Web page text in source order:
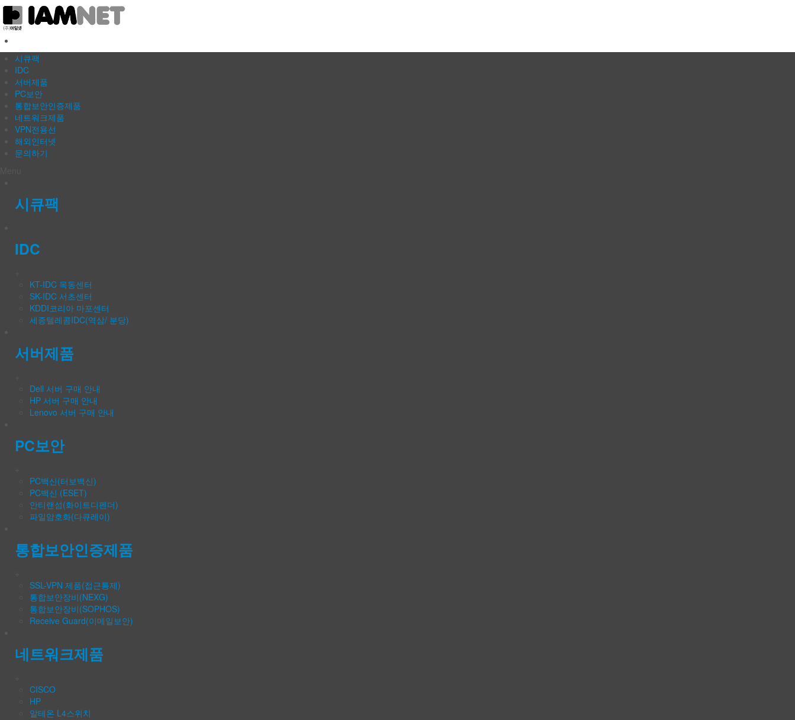
IT인프라 전문 아임넷
시큐팩
IDC
서버제품
PC보안
통합보안인증제품
네트워크제품
VPN전용선
해외인터넷
문의하기
시큐팩
IDC
KT-IDC 목동센터
SK-IDC 서초센터
KDDI코리아 마포센터
세종텔레콤IDC(역삼/ 분당)
서버제품
Dell 서버 구매 안내
HP 서버 구매 안내
Lenovo 서버 구매 안내
PC보안
PC백신(터보백신)
PC백신 (ESET)
안티랜섬(화이트디펜더)
파일암호화(다큐레이)
통합보안인증제품
SSL-VPN 제품(접근통제)
통합보안장비(NEXG)
통합보안장비(SOPHOS)
Receive Guard(이메일보안)
네트워크제품
CISCO
HP
알테온 L4스위치